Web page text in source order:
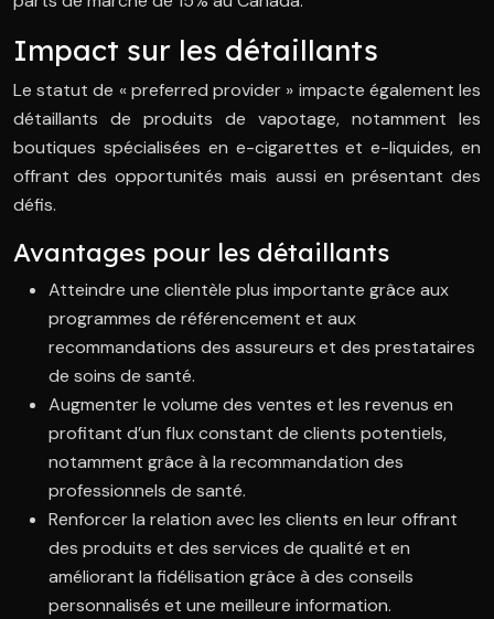
Impact sur les détaillants
Le statut de « preferred provider » impacte également les
détaillants de produits de vapotage, notamment les
boutiques spécialisées en e-cigarettes et e-liquides, en
offrant des opportunités mais aussi en présentant des
défis.
Avantages pour les détaillants
Atteindre une clientèle plus importante grâce aux
programmes de référencement et aux
recommandations des assureurs et des prestataires
de soins de santé.
Augmenter le volume des ventes et les revenus en
profitant d’un flux constant de clients potentiels,
notamment grâce à la recommandation des
professionnels de santé.
Renforcer la relation avec les clients en leur offrant
des produits et des services de qualité et en
améliorant la fidélisation grâce à des conseils
personnalisés et une meilleure information.